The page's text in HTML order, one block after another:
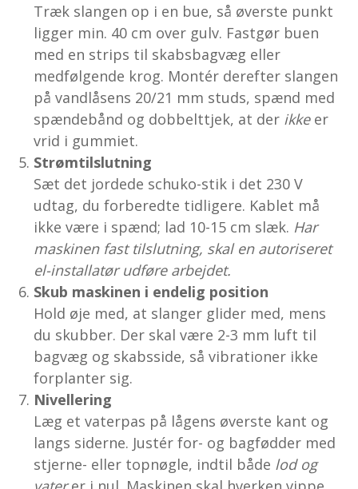
Træk slangen op i en bue, så øverste punkt
ligger min. 40 cm over gulv. Fastgør buen
med en strips til skabsbag­væg eller
medfølgende krog. Montér derefter slangen
på vandlåsens 20/21 mm studs, spænd med
spændebånd og dobbelttjek, at der ikkeer
vrid i gummiet.
Strømtilslutning
Sæt det jordede schuko-stik i det 230 V
udtag, du forberedte tidligere. Kablet må
ikke være i spænd; lad 10-15 cm slæk. Har
maskinen fast tilslutning, skal en autoriseret
el-installatør udføre arbejdet.
Skub maskinen i endelig position
Hold øje med, at slanger glider med, mens
du skubber. Der skal være 2-3 mm luft til
bagvæg og skabs­side, så vibrationer ikke
forplanter sig.
Nivellering
Læg et vaterpas på lågens øverste kant og
langs siderne. Justér for- og bagfødder med
stjerne- eller topnøgle, indtil både lod og